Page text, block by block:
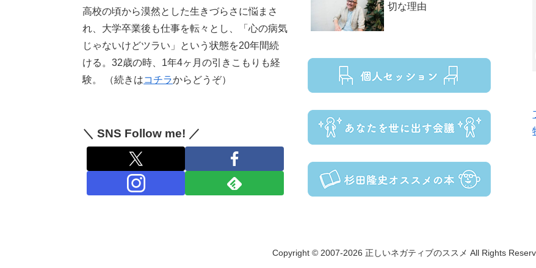
高校の頃から漠然とした生きづらさに悩まさ
れ、大学卒業後も仕事を転々とし、「心の病気
じゃないけどツラい」という状態を20年間続
ける。32歳の時、1年4ヶ月の引きこもりも経
験。 （続きはコチラからどうぞ）
＼ SNS Follow me! ／
切な理由
Copyright © 2007-2026 正しいネガティブのススメ All Rights